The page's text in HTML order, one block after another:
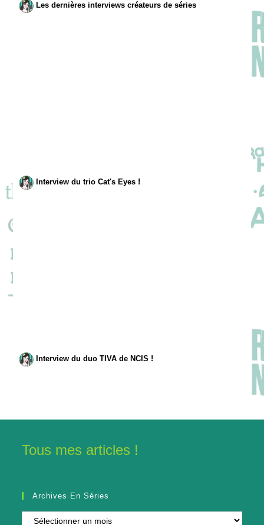
Les dernières interviews créateurs de séries
Interview du trio Cat's Eyes !
Interview du duo TIVA de NCIS !
Tous mes articles !
Archives En Séries
Archives